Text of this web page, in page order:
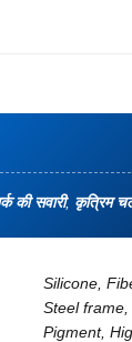
की सवारी, कृत्रिम
Silicone,
Steel frame,
Pigment,